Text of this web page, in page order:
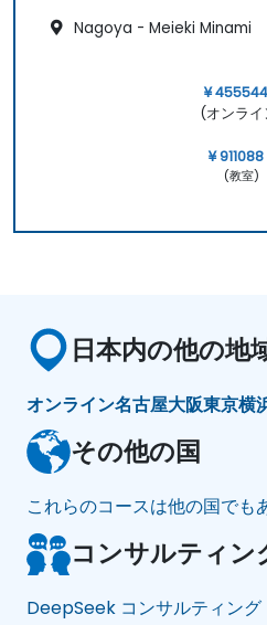
Nagoya - Meieki Minami
¥
(オンライ
¥ 911088
(教室)
日本内の他の地
オンライン名古屋大阪東京横
その他の国
これらのコースは他の国でも
コンサルティン
DeepSeek コンサルティング